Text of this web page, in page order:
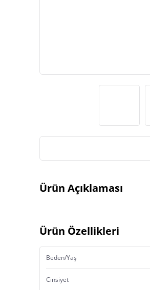
Ürün Açıklaması
Ürün Özellikleri
Beden/Yaş
Cinsiyet